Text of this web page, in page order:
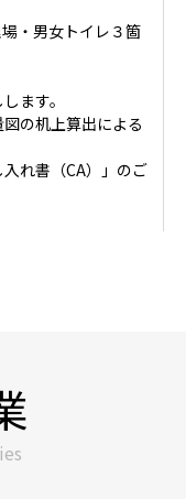
・男女トイレ３箇
ます。
の机上算出による
れ書（CA）」のご